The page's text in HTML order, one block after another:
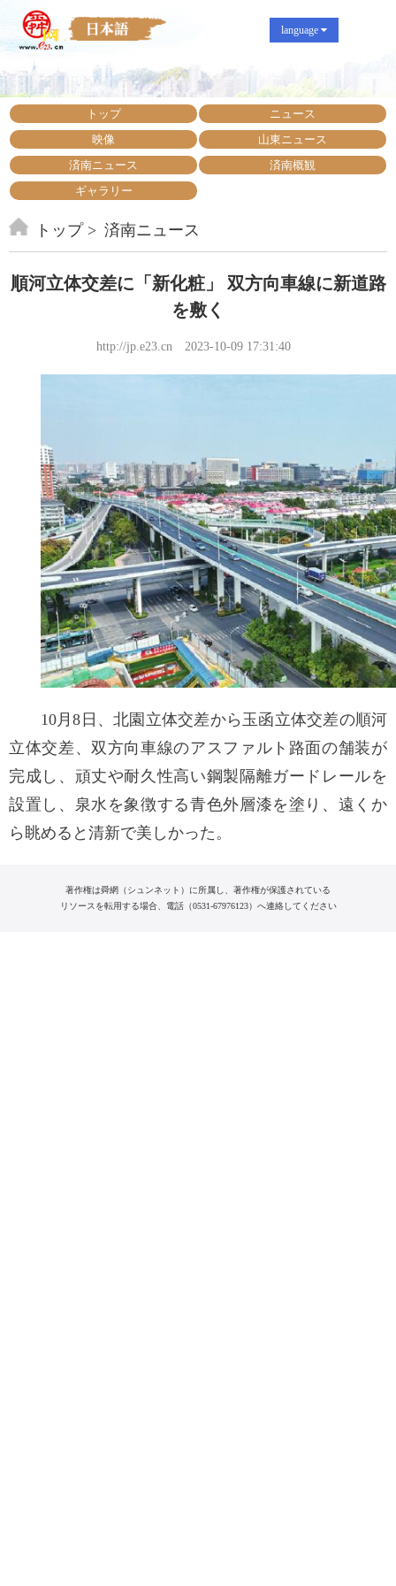
language
トップ
ニュース
映像
山東ニュース
済南ニュース
済南概観
ギャラリー
トップ 済南ニュース
順河立体交差に「新化粧」 双方向車線に新道路
を敷く
http://jp.e23.cn 2023-10-09 17:31:40
10月8日、北園立体交差から玉函立体交差の順河
立体交差、双方向車線のアスファルト路面の舗装が
完成し、頑丈や耐久性高い鋼製隔離ガードレールを
設置し、泉水を象徴する青色外層漆を塗り、遠くか
ら眺めると清新で美しかった。
著作権は舜網（シュンネット）に所属し、著作権が保護されている
リソースを転用する場合、電話（0531-67976123）へ連絡してください